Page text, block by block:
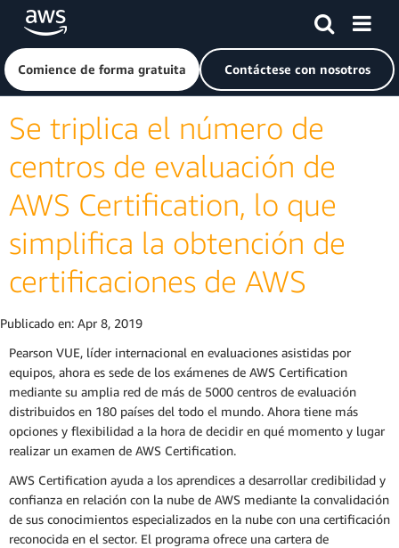
Saltar al contenido principal
Haga clic aquí para volver a la página de inicio de Amazon
Comience de forma gratuita Contáctese con nosotros
Se triplica el número de
centros de evaluación de
AWS Certification, lo que
simplifica la obtención de
certificaciones de AWS
Publicado en: Apr 8, 2019
Pearson VUE, líder internacional en evaluaciones asistidas por
equipos, ahora es sede de los exámenes de AWS Certification
mediante su amplia red de más de 5000 centros de evaluación
distribuidos en 180 países del todo el mundo. Ahora tiene más
opciones y flexibilidad a la hora de decidir en qué momento y lugar
realizar un examen de AWS Certification.
AWS Certification ayuda a los aprendices a desarrollar credibilidad y
confianza en relación con la nube de AWS mediante la convalidación
de sus conocimientos especializados en la nube con una certificación
reconocida en el sector. El programa ofrece una cartera de